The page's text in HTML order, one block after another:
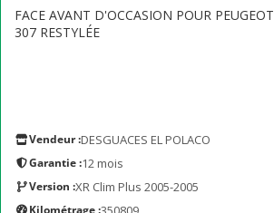
FACE AVANT D'OCCASION POUR PEUGEOT
307 RESTYLÉE
Vendeur :DESGUACES EL POLACO
Garantie :12 mois
Version :XR Clim Plus 2005-2005
Kilométrage :